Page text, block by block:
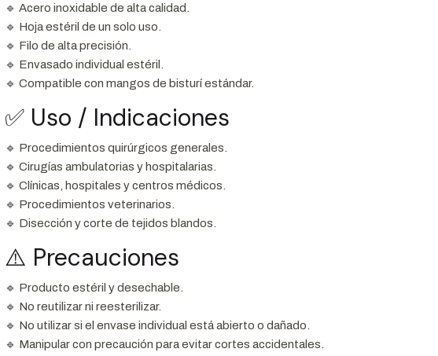
🔹 Acero inoxidable de alta calidad.
🔹 Hoja estéril de un solo uso.
🔹 Filo de alta precisión.
🔹 Envasado individual estéril.
🔹 Compatible con mangos de bisturí estándar.
✅ Uso / Indicaciones
🔹 Procedimientos quirúrgicos generales.
🔹 Cirugías ambulatorias y hospitalarias.
🔹 Clínicas, hospitales y centros médicos.
🔹 Procedimientos veterinarios.
🔹 Disección y corte de tejidos blandos.
⚠️ Precauciones
🔹 Producto estéril y desechable.
🔹 No reutilizar ni reesterilizar.
🔹 No utilizar si el envase individual está abierto o dañado.
🔹 Manipular con precaución para evitar cortes accidentales.